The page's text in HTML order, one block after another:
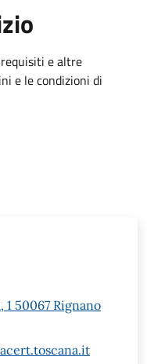
e altre
e le condizioni di
1 50067 Rignano